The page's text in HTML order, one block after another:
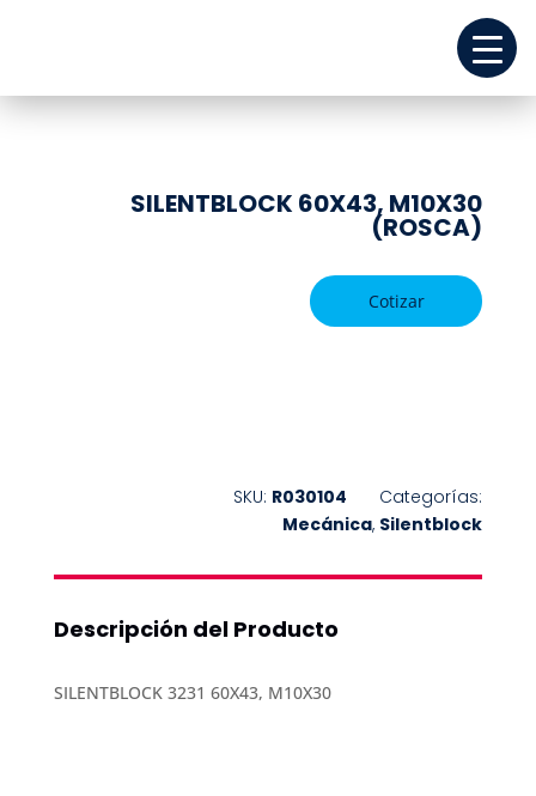
REPUESTOS
COTIZANDO
SILENTBLOCK 60X43, M10X30
(ROSCA)
Cotizar
SKU: R030104
Categorías:
Mecánica, Silentblock
Descripción del Producto
SILENTBLOCK 3231 60X43, M10X30